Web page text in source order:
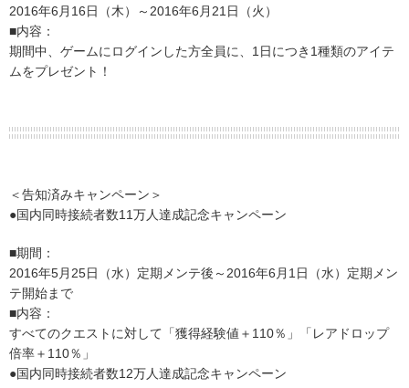
2016年6月16日（木）～2016年6月21日（火）
■内容：
期間中、ゲームにログインした方全員に、1日につき1種類のアイテ
ムをプレゼント！
＜告知済みキャンペーン＞
●国内同時接続者数11万人達成記念キャンペーン
■期間：
2016年5月25日（水）定期メンテ後～2016年6月1日（水）定期メン
テ開始まで
■内容：
すべてのクエストに対して「獲得経験値＋110％」「レアドロップ
倍率＋110％」
●国内同時接続者数12万人達成記念キャンペーン